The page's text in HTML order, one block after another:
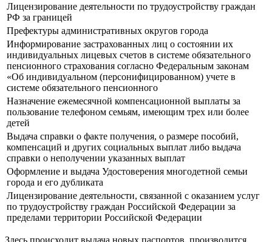
Лицензирование деятельности по трудоустройству граждан
РФ за границей
Префектуры административных округов города
Информирование застрахованных лиц о состоянии их
индивидуальных лицевых счетов в системе обязательного
пенсионного страхования согласно Федеральным законам
«Об индивидуальном (персонифицированном) учете в
системе обязательного пенсионного
Назначение ежемесячной компенсационной выплаты за
пользование телефоном семьям, имеющим трех или более
детей
Выдача справки о факте получения, о размере пособий,
компенсаций и других социальных выплат либо выдача
справки о неполучении указанных выплат
Оформление и выдача Удостоверения многодетной семьи
города и его дубликата
Лицензирование деятельности, связанной с оказанием услуг
по трудоустройству граждан Российской Федерации за
пределами территории Российской Федерации
Здесь происходит выдача новых паспортов, производится